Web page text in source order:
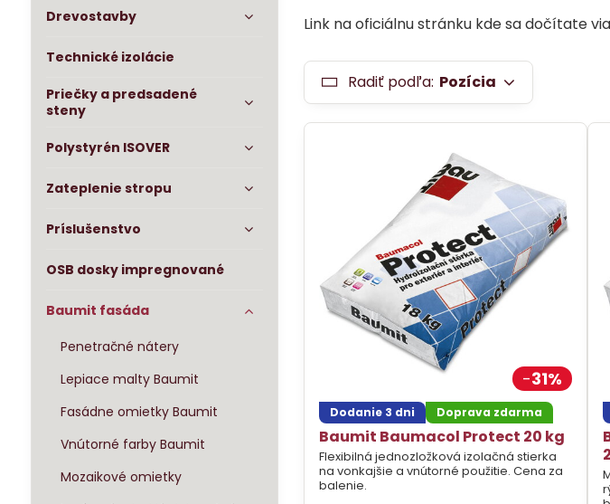
Link na oficiálnu stránku kde sa dočítate
Radiť podľa: Pozícia
31%
Dodanie 3 dni Doprava zdarma
Baumit Baumacol Protect 20 kg
Flexibilná jednozložková izolačná stierka
na vonkajšie a vnútorné použitie. Cena za
balenie.
Drevostavby
Technické izolácie
Priečky a predsadené
steny
Polystyrén ISOVER
Zateplenie stropu
Príslušenstvo
OSB dosky impregnované
Baumit fasáda
Penetračné nátery
Lepiace malty Baumit
Fasádne omietky Baumit
Vnútorné farby Baumit
Mozaikové omietky